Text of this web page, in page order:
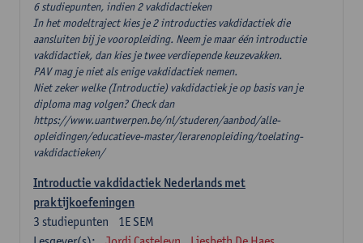
6 studiepunten, indien 2 vakdidactieken
In het modeltraject kies je 2 introducties vakdidactiek die
aansluiten bij je vooropleiding. Neem je maar één introductie
vakdidactiek, dan kies je twee verdiepende keuzevakken.
PAV mag je niet als enige vakdidactiek nemen.
Niet zeker welke (Introductie) vakdidactiek je op basis van je
diploma mag volgen? Check dan
https://www.uantwerpen.be/nl/studeren/aanbod/alle-
opleidingen/educatieve-master/lerarenopleiding/toelating-
vakdidactieken/
Introductie vakdidactiek Nederlands met
praktijkoefeningen
1E SEM
3 studiepunten